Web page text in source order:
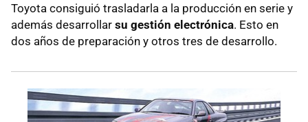
Toyota consiguió trasladarla a la producción en serie y
además desarrollar su gestión electrónica. Esto en
dos años de preparación y otros tres de desarrollo.